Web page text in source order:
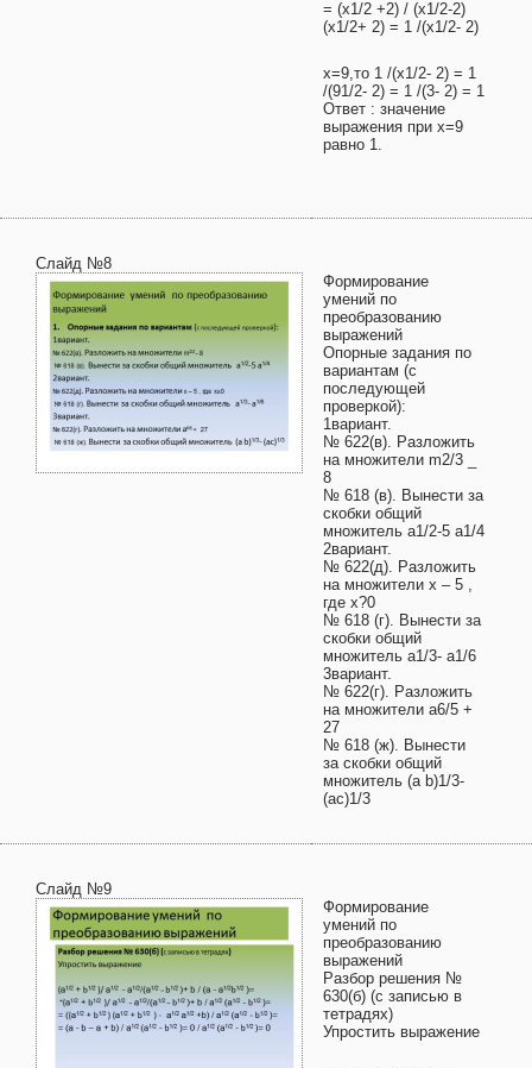
= (х1/2 +2) / (х1/2-2)
(х1/2+ 2) = 1 /(х1/2- 2)
х=9,то 1 /(х1/2- 2) = 1
/(91/2- 2) = 1 /(3- 2) = 1
Ответ : значение
выражения при х=9
равно 1.
Слайд №8
Формирование
умений по
преобразованию
выражений
Опорные задания по
вариантам (c
последующей
проверкой):
1вариант.
№ 622(в). Разложить
на множители m2/3 _
8
№ 618 (в). Вынести за
скобки общий
множитель a1/2-5 a1/4
2вариант.
№ 622(д). Разложить
на множители х – 5 ,
где х?0
№ 618 (г). Вынести за
скобки общий
множитель a1/3- a1/6
3вариант.
№ 622(г). Разложить
на множители a6/5 +
27
№ 618 (ж). Вынести
за скобки общий
множитель (a b)1/3-
(ac)1/3
Слайд №9
Формирование
умений по
преобразованию
выражений
Разбор решения №
630(б) (c записью в
тетрадях)
Упростить выражение